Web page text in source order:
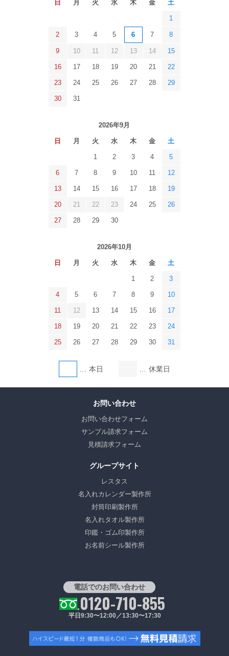
日 月 火 水 木 金 土
1
2 3 4 5 6 7 8
9 10 11 12 13 14 15
16 17 18 19 20 21 22
23 24 25 26 27 28 29
30 31
2026年9月
日 月 火 水 木 金 土
1 2 3 4 5
6 7 8 9 10 11 12
13 14 15 16 17 18 19
20 21 22 23 24 25 26
27 28 29 30
2026年10月
日 月 火 水 木 金 土
1 2 3
4 5 6 7 8 9 10
11 12 13 14 15 16 17
18 19 20 21 22 23 24
25 26 27 28 29 30 31
本日 休業日
お問い合わせ
お問い合わせフォーム
サンプル請求フォーム
見積請求フォーム
グループサイト
レスタス
名入れカレンダー製作所
封筒印刷製作所
名入れタオル製作所
印鑑・ゴム印製作所
お名前シール製作所
電話でのお問い合わせ
0120-710-855
平日9:30〜12:00／13:30〜17:30